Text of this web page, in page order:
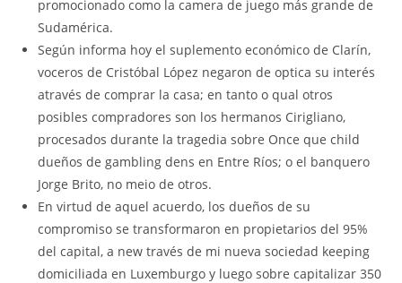
promocionado como la camera de juego más grande de
Sudamérica.
Según informa hoy el suplemento económico de Clarín,
voceros de Cristóbal López negaron de optica su interés
através de comprar la casa; en tanto o qual otros
posibles compradores son los hermanos Cirigliano,
procesados durante la tragedia sobre Once que child
dueños de gambling dens en Entre Ríos; o el banquero
Jorge Brito, no meio de otros.
En virtud de aquel acuerdo, los dueños de su
compromiso se transformaron en propietarios del 95%
del capital, a new través de mi nueva sociedad keeping
domiciliada en Luxemburgo y luego sobre capitalizar 350